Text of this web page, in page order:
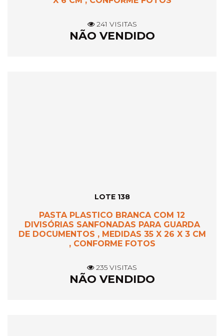
241 VISITAS
NÃO VENDIDO
LOTE 138
PASTA PLASTICO BRANCA COM 12
DIVISÓRIAS SANFONADAS PARA GUARDA
DE DOCUMENTOS , MEDIDAS 35 X 26 X 3 CM
, CONFORME FOTOS
235 VISITAS
NÃO VENDIDO